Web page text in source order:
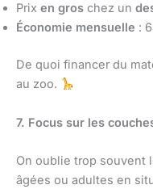
Prix en gros chez un
Économie mensuelle :
De quoi financer du
au zoo.
7. Focus sur les
On oublie trop souvent
âgées ou adultes en